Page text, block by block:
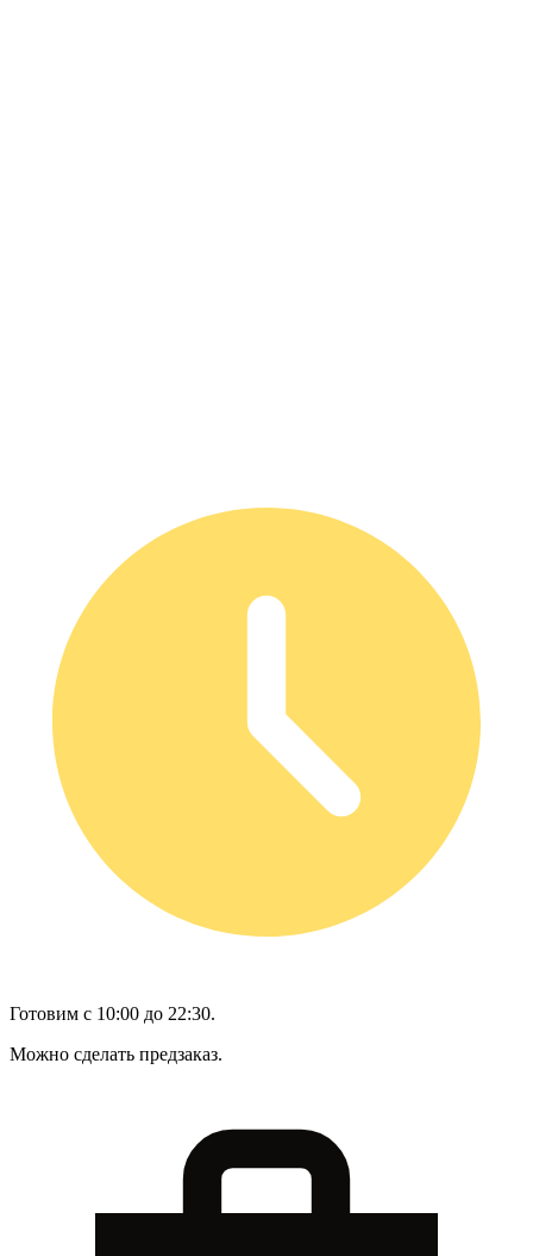
Готовим с 10:00 до 22:30.
Можно сделать предзаказ.